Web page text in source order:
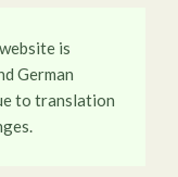
is
German
to translation